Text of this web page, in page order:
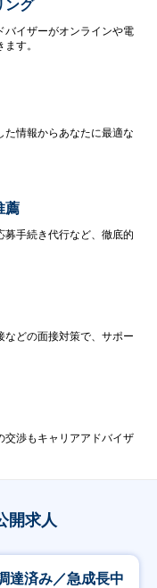
ング
バイザーがオンラインや電
す。
た情報からあなたに最適な
薦
募手続き代行など、徹底的
などの面接対策で、サポー
交渉もキャリアアドバイザ
開求人
達済み／急成長中